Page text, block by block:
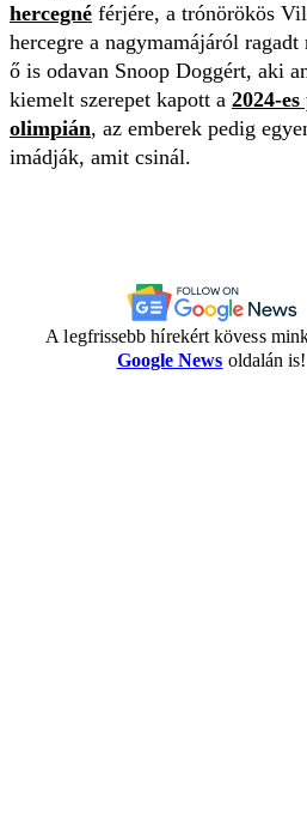
hercegné férjére, a trónörökös
hercegre a nagymamájáról ragadt
ő is odavan Snoop Doggért, aki
kiemelt szerepet kapott a 2024-
olimpián, az emberek pedig
imádják, amit csinál.
A legfrissebb hírekért kövess
Google News oldalán is!